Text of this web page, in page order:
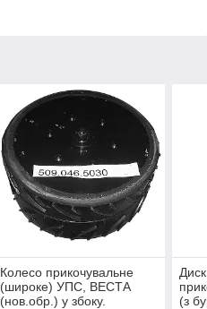
Колесо прикочувальне
(широке) УПС, ВЕСТА
(нов.обр.) у збоку.
(з